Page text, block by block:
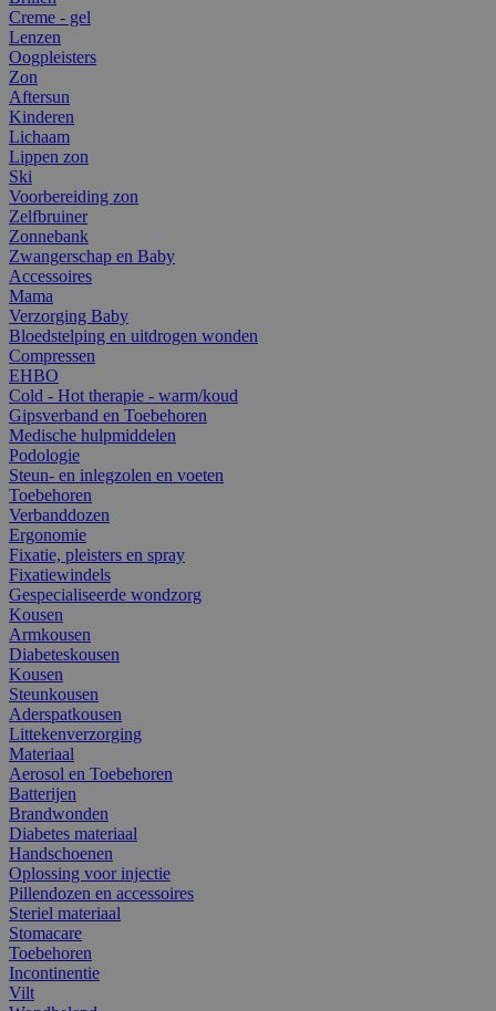
Creme - gel
Lenzen
Oogpleisters
Zon
Aftersun
Kinderen
Lichaam
Lippen zon
Ski
Voorbereiding zon
Zelfbruiner
Zonnebank
Zwangerschap en Baby
Accessoires
Mama
Verzorging Baby
Bloedstelping en uitdrogen wonden
Compressen
EHBO
Cold - Hot therapie - warm/koud
Gipsverband en Toebehoren
Medische hulpmiddelen
Podologie
Steun- en inlegzolen en voeten
Toebehoren
Verbanddozen
Ergonomie
Fixatie, pleisters en spray
Fixatiewindels
Gespecialiseerde wondzorg
Kousen
Armkousen
Diabeteskousen
Kousen
Steunkousen
Aderspatkousen
Littekenverzorging
Materiaal
Aerosol en Toebehoren
Batterijen
Brandwonden
Diabetes materiaal
Handschoenen
Oplossing voor injectie
Pillendozen en accessoires
Steriel materiaal
Stomacare
Toebehoren
Incontinentie
Vilt